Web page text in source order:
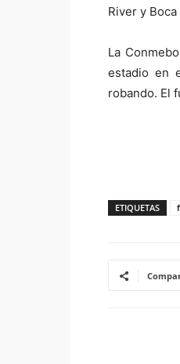
River y
La
estadio en
robando. El
ETIQUETAS